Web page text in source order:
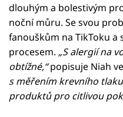
dlouhým a bolestivým
noční můru. Se svou
fanouškům na TikToku a
procesem. „S alergií na
obtížné,“popisuje Niah
s měřením krevního
produktů pro citlivou